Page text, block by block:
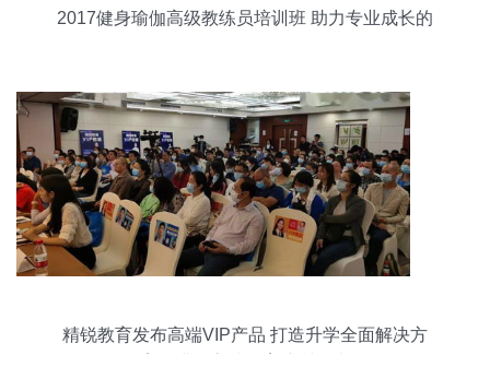
2017健身瑜伽高级教练员培训班 助力专业成长的
精锐教育发布高端VIP产品 打造升学全面解决方